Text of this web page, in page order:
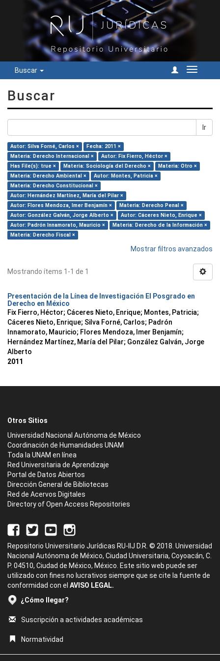
Buscar
Cambiar
Buscar
Ir
Autor: Silva Forné, Carlos ×
Fecha: 2011 ×
Materia: Derecho Internacional ×
Autor: Fix Fierro, Héctor ×
Has File(s): true ×
Materia: Sociología del Derecho ×
Materia: Otro ×
Materia: Derecho Ambiental ×
Autor: Montes, Patricia ×
Materia: Derecho Constitucional ×
Autor: Hernández Martínez, María del Pilar ×
Autor: Flores Mendoza, Imer Benjamín ×
Materia: Derecho Penal ×
Autor: González Galván, Jorge Alberto ×
Autor: Cáceres Nieto, Enrique ×
Autor: Padrón Innamorato, Mauricio ×
Materia: Derecho de la Información ×
Materia: Derecho Fiscal ×
Mostrar filtros avanzados
Mostrando ítems 1-1 de 1
Presentación de la Línea de Investigación El Posgrado en
Derecho en México
Fix Fierro, Héctor; Cáceres Nieto, Enrique; Montes, Patricia;
Cáceres Nieto, Enrique; Silva Forné, Carlos; Padrón
Innamorato, Mauricio; Flores Mendoza, Imer Benjamín;
Hernández Martínez, María del Pilar; González Galván, Jorge
Alberto
2011
Otros Sitios
Universidad Nacional Autónoma de México
Coordinación de Humanidades UNAM
Toda la UNAM en línea
Red Universitaria de Aprendizaje
Portal de Datos Abiertos
Dirección General de Bibliotecas
Red de Acervos Digitales
Directory of Open Access Repositories
Repositorio Universitario Jurídicas RU-IIJ D.R. © 2018. Universidad
Nacional Autónoma de México, Ciudad Universitaria, Coyoacán, C.
P. 04510, Ciudad de México, México. Este sitio web puede ser
utilizado con fines no lucrativos siempre que se cite la fuente de
conformidad con el AVISO LEGAL.
¿Cómo llegar?
Suscripción a actividades académicas
Normatividad